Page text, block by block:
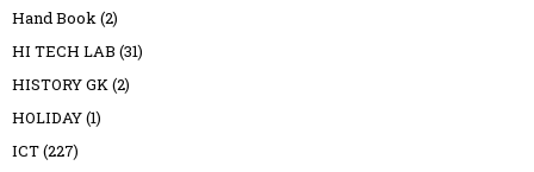
Hand Book(2)
HI TECH LAB (31)
HISTORY GK(2)
HOLIDAY(1)
ICT(227)